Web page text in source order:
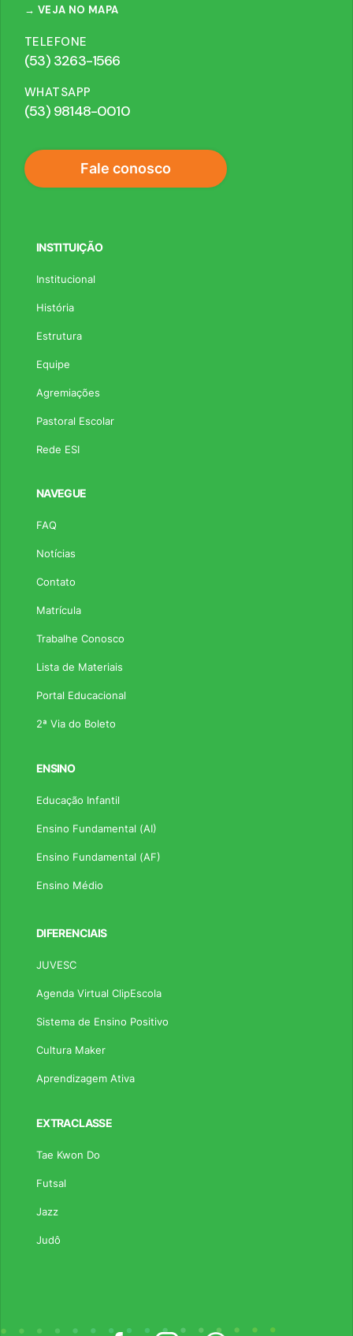
→ VEJA NO MAPA
TELEFONE
(53) 3263-1566
WHATSAPP
(53) 98148-0010
Fale conosco
INSTITUIÇÃO
Institucional
História
Estrutura
Equipe
Agremiações
Pastoral Escolar
Rede ESI
NAVEGUE
FAQ
Notícias
Contato
Matrícula
Trabalhe Conosco
Lista de Materiais
Portal Educacional
2ª Via do Boleto
ENSINO
Educação Infantil
Ensino Fundamental (AI)
Ensino Fundamental (AF)
Ensino Médio
DIFERENCIAIS
JUVESC
Agenda Virtual ClipEscola
Sistema de Ensino Positivo
Cultura Maker
Aprendizagem Ativa
EXTRACLASSE
Tae Kwon Do
Futsal
Jazz
Judô